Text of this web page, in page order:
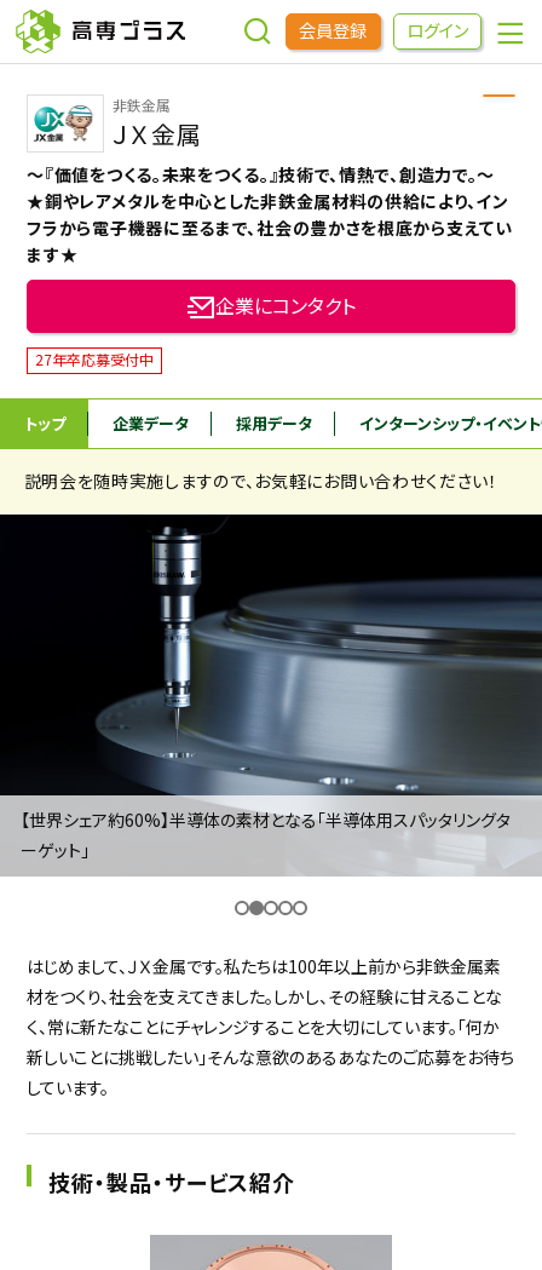
会員登録 ログイン
企業をさがす
進学先をさがす
インターンシップ・イベントをさがす
高専OBOGをさがす
高専プラスセミナー
高専生コミュニティ
めもらす
本科5年生・専攻科2年生向け 採用継続中の企業特集
9/30
非鉄金属
ＪＸ金属
～『価値をつくる。未来をつくる。』技術で、情熱で、創造力で。～
★銅やレアメタルを中心とした非鉄金属材料の供給により、イン
フラから電子機器に至るまで、社会の豊かさを根底から支えてい
ます★
企業にコンタクト
27年卒応募受付中
トップ 企業データ 採用データ インターンシップ・イベン
説明会を随時実施しますので、お気軽にお問い合わせください！
【世界シェア約60%】半導体の素材となる「半導体用スパッタリングタ
ーゲット」
はじめまして、ＪＸ金属です。私たちは100年以上前から非鉄金属素
材をつくり、社会を支えてきました。しかし、その経験に甘えることな
く、常に新たなことにチャレンジすることを大切にしています。「何か
新しいことに挑戦したい」そんな意欲のあるあなたのご応募をお待ち
しています。
技術・製品・サービス紹介